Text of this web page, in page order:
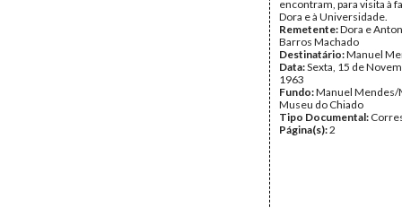
encontram, para visita à
Dora e à Universidade.
Remetente:Dora e
Barros Machado
Destinatário:Manuel
Data:Sexta, 15 de
1963
Fundo:Manuel Mendes/
Museu do Chiado
Tipo Documental:
Página(s):2